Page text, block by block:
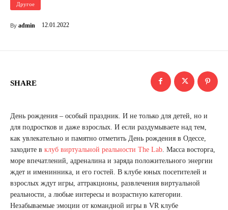
Другое
By admin 12.01.2022
SHARE
День рождения – особый праздник. И не только для детей, но и
для подростков и даже взрослых. И если раздумываете над тем,
как увлекательно и памятно отметить День рождения в Одессе,
заходите в клуб виртуальной реальности The Lab . Масса восторга,
море впечатлений, адреналина и заряда положительного энергии
ждет и именинника, и его гостей. В клубе юных посетителей и
взрослых ждут игры, аттракционы, развлечения виртуальной
реальности, а любые интересы и возрастную категории.
Незабываемые эмоции от командной игры в VR клубе